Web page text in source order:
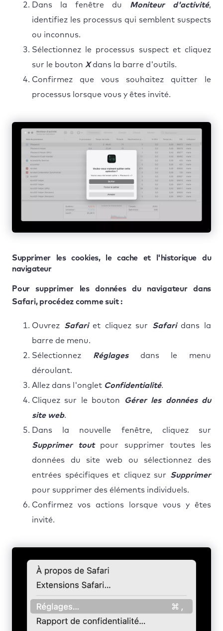
Dans la fenêtre du Moniteur d'activité,
identifiez les processus qui semblent suspects
ou inconnus.
Sélectionnez le processus suspect et cliquez
sur le bouton Xdans la barre d'outils.
Confirmez que vous souhaitez quitter le
processus lorsque vous y êtes invité.
Supprimer les cookies, le cache et l'historique du
navigateur
Pour supprimer les données du navigateur dans
Safari, procédez comme suit :
Ouvrez Safariet cliquez sur Safaridans la
barre de menu.
Sélectionnez Réglagesdans le menu
déroulant.
Allez dans l'onglet Confidentialité.
Cliquez sur le bouton
Gérer les données du
site web.
Dans la nouvelle fenêtre, cliquez sur
Supprimer toutpour supprimer toutes les
données du site web ou sélectionnez des
entrées spécifiques et cliquez sur Supprimer
pour supprimer des éléments individuels.
Confirmez vos actions lorsque vous y êtes
invité.